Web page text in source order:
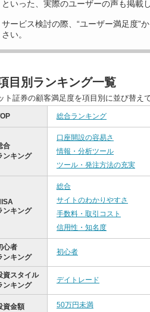
といった、実際のユーザーの声も掲載
サービス検討の際、“ユーザー満足度”
さい。
目別ランキング一覧
ト証券の顧客満足度を項目別に並び替え
総合ランキング
合
ンキング
口座開設の容易さ
情報・分析ツール
ツール・発注方法の充実
ンキング
総合
サイトのわかりやすさ
手数料・取引コスト
信用性・知名度
心者
ンキング
初心者
資スタイル
ンキング
デイトレード
資金額
50万円未満